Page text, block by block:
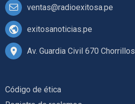
ventas@radioexitosa.pe
exitosanoticias.pe
Av. Guardia Civil 670 Chorrillos
Código de ética